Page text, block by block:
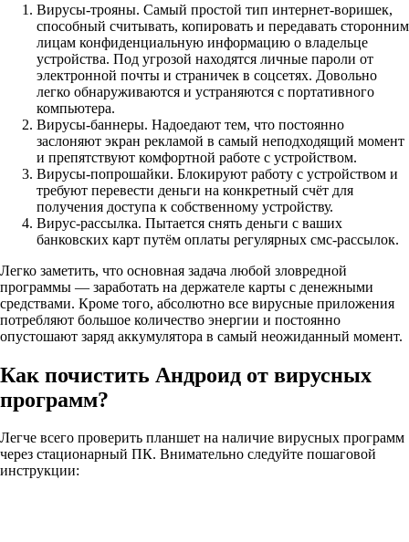
Вирусы-трояны. Самый простой тип интернет-воришек,
способный считывать, копировать и передавать сторонним
лицам конфиденциальную информацию о владельце
устройства. Под угрозой находятся личные пароли от
электронной почты и страничек в соцсетях. Довольно
легко обнаруживаются и устраняются с портативного
компьютера.
Вирусы-баннеры. Надоедают тем, что постоянно
заслоняют экран рекламой в самый неподходящий момент
и препятствуют комфортной работе с устройством.
Вирусы-попрошайки. Блокируют работу с устройством и
требуют перевести деньги на конкретный счёт для
получения доступа к собственному устройству.
Вирус-рассылка. Пытается снять деньги с ваших
банковских карт путём оплаты регулярных смс-рассылок.
Легко заметить, что основная задача любой зловредной
программы — заработать на держателе карты с денежными
средствами. Кроме того, абсолютно все вирусные приложения
потребляют большое количество энергии и постоянно
опустошают заряд аккумулятора в самый неожиданный момент.
Как почистить Андроид от вирусных
программ?
Легче всего проверить планшет на наличие вирусных программ
через стационарный ПК. Внимательно следуйте пошаговой
инструкции: